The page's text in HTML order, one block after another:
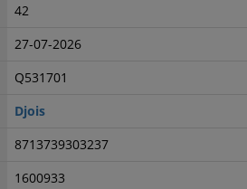
42
27-07-2026
Q531701
Djois
8713739303237
1600933